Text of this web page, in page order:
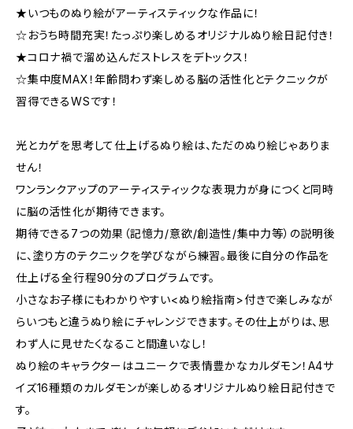
★いつものぬり絵がアーティスティックな作品に！
☆おうち時間充実！たっぷり楽しめるオリジナルぬり絵日記付き！
★コロナ禍で溜め込んだストレスをデトックス！
☆集中度MAX！年齢問わず楽しめる脳の活性化とテクニックが
習得できるWSです！
光とカゲを思考して仕上げるぬり絵は、ただのぬり絵じゃありま
せん！
ワンランクアップのアーティスティックな表現力が身につくと同時
に脳の活性化が期待できます。
期待できる7つの効果（記憶力/意欲/創造性/集中力等）の説明後
に、塗り方のテクニックを学びながら練習。最後に自分の作品を
仕上げる全行程90分のプログラムです。
小さなお子様にもわかりやすい<ぬり絵指南>付きで楽しみなが
らいつもと違うぬり絵にチャレンジできます。その仕上がりは、思
わず人に見せたくなること間違いなし！
ぬり絵のキャラクターはユニークで表情豊かなカルダモン！A4サ
イズ16種類のカルダモンが楽しめるオリジナルぬり絵日記付きで
す。